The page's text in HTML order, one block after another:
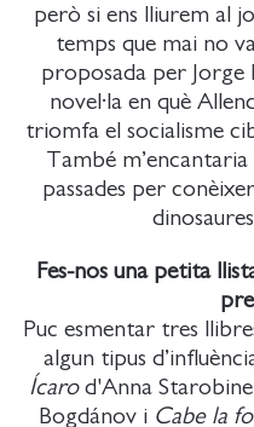
però si ens lliurem al
temps que mai no
proposada per Jorge
novel·la en què
triomfa el socialisme
També
passades per
Fes-nos una petita
Puc esmentar tres
algun tipus
Ícarod'Anna
Bogdánov i Cabe la